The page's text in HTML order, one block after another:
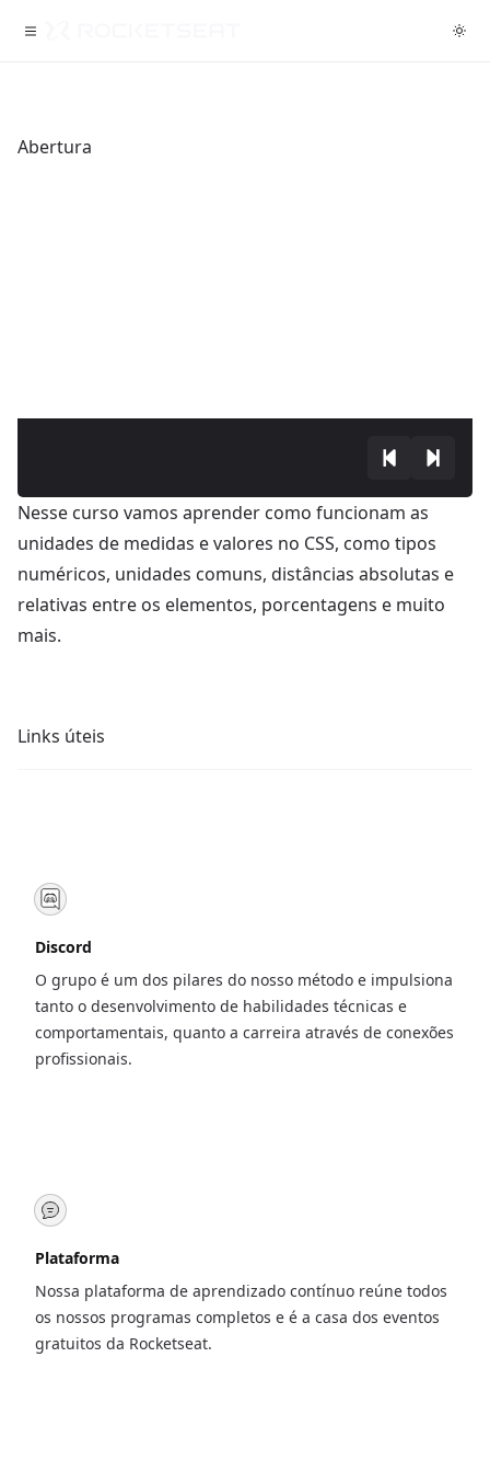
Abertura
Nesse curso vamos aprender como funcionam as
unidades de medidas e valores no CSS, como tipos
numéricos, unidades comuns, distâncias absolutas e
relativas entre os elementos, porcentagens e muito
mais.
Links úteis
Discord
O grupo é um dos pilares do nosso método e impulsiona
tanto o desenvolvimento de habilidades técnicas e
comportamentais, quanto a carreira através de conexões
profissionais.
Plataforma
Nossa plataforma de aprendizado contínuo reúne todos
os nossos programas completos e é a casa dos eventos
gratuitos da Rocketseat.